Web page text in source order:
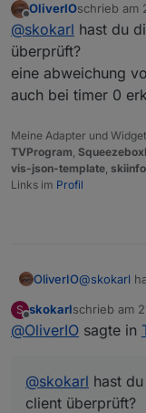
guck mal
Null, also 0.
Ich schreibe
Dann
stimmt was
Offline
OliverIOschrieb am
zuletzt
@skokarl hast du
überprüft?
eine abweichung
auch bei timer 0
Meine Adapter und
TVProgram
vis-json-template skiinfo
Links im Profil
OliverIO@skokarl
eine
das auch
S
Offline
skokarlschrieb am
zuletzt
@OliverIO sagte in
@skokarl hast
client überprüft?